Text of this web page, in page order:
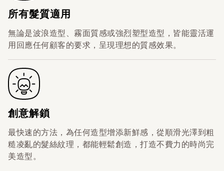
所有髮質適用
無論是波浪造型、霧面質感或強烈塑型造型，皆能靈活運
用回應任何顧客的要求，呈現理想的質感效果。
創意解鎖
最快速的方法，為任何造型增添新鮮感，從順滑光澤到粗
糙凌亂的髮絲紋理，都能輕鬆創造，打造不費力的時尚完
美造型。